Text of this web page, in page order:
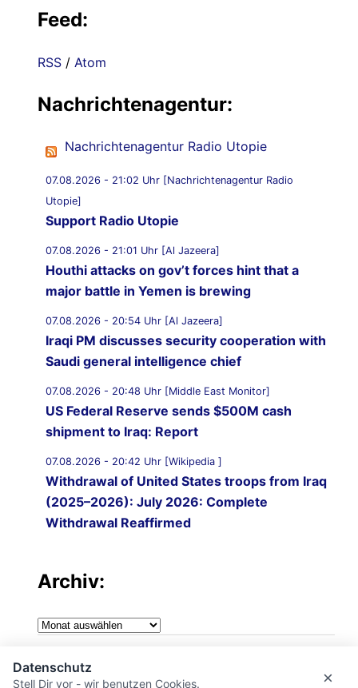
Feed:
RSS / Atom
Nachrichtenagentur:
Nachrichtenagentur Radio Utopie
07.08.2026 - 21:02 Uhr [Nachrichtenagentur Radio
Utopie]
Support Radio Utopie
07.08.2026 - 21:01 Uhr [Al Jazeera]
Houthi attacks on gov’t forces hint that a
major battle in Yemen is brewing
07.08.2026 - 20:54 Uhr [Al Jazeera]
Iraqi PM discusses security cooperation with
Saudi general intelligence chief
07.08.2026 - 20:48 Uhr [Middle East Monitor]
US Federal Reserve sends $500M cash
shipment to Iraq: Report
07.08.2026 - 20:42 Uhr [Wikipedia ]
Withdrawal of United States troops from Iraq
(2025–2026): July 2026: Complete
Withdrawal Reaffirmed
Archiv:
Archiv:
Impressum
×
Datenschutz
Stell Dir vor - wir benutzen Cookies.